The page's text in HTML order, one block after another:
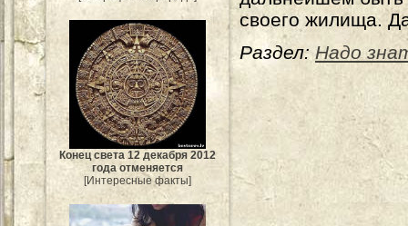
Конец света 12 декабря 2012
года отменяется
[Интересные факты]
своего жилища.
Раздел: Надо